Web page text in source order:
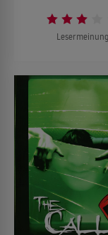
Lesermeinung